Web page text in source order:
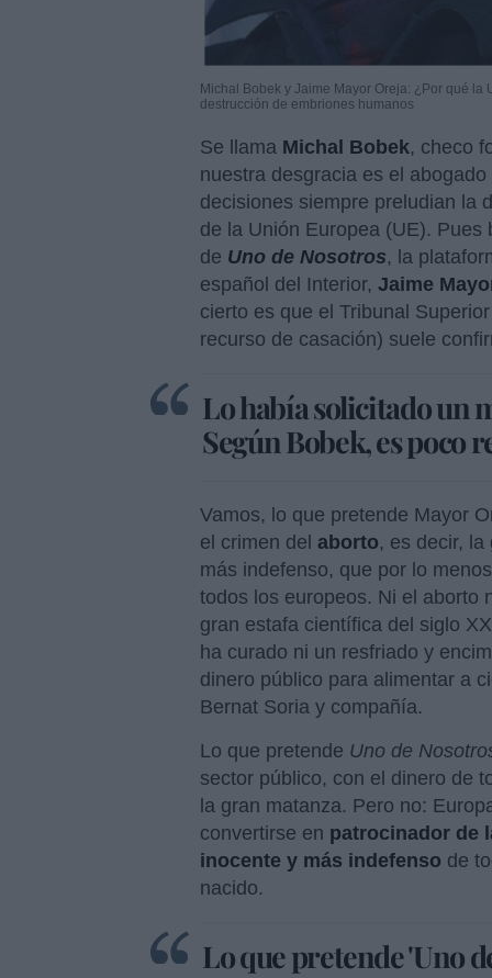
Michal Bobek y Jaime Mayor Oreja: ¿Por qué
destrucción de embriones humanos
Se llama Michal Bobek, checo
nuestra desgracia es el
decisiones siempre preludian la
de la Unión Europea (UE).
de Uno de Nosotros, la
español del Interior, Jaime
cierto es que el Tribunal
recurso de casación) suele
Lo había solicitado un
Según Bobek, es poco
Vamos, lo que pretende Mayor
el crimen del aborto, es decir,
más indefenso, que por lo
todos los europeos. Ni el aborto
gran estafa científica del siglo
ha curado ni un resfriado y
dinero público para alimentar a
Bernat Soria y compañía.
Lo que pretende Uno de
sector público, con el dinero de
la gran matanza. Pero no:
convertirse en patrocinador de
inocente y más indefenso de
nacido.
Lo que pretende 'Uno